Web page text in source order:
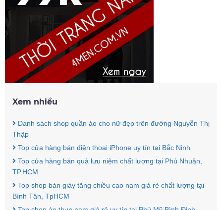
Xem nhiều
Danh sách shop quần áo cho nữ đẹp trên đường Nguyễn Thị
Thập
Top cửa hàng bán điện thoại iPhone uy tín tại Bắc Ninh
Top cửa hàng bán quà lưu niệm chất lượng tại Phú Nhuận,
TP.HCM
Top shop bán giày tăng chiều cao nam giá rẻ chất lượng tại
Bình Tân, TpHCM